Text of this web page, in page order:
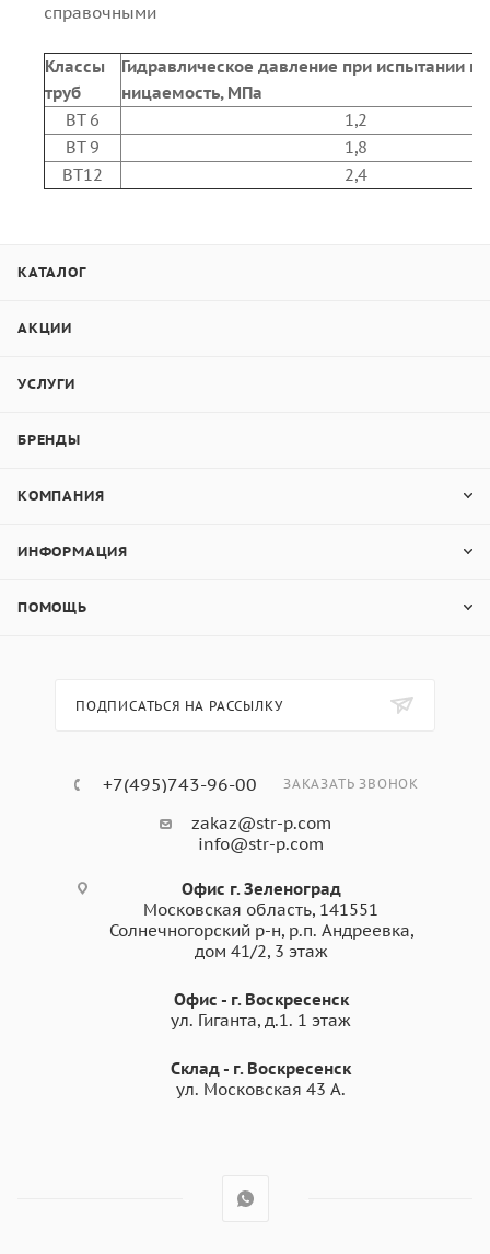
справочными
Классы
труб
Гидравлическое давление при испытании
ницаемость, МПа
ВТ 6
1,2
ВТ 9
1,8
ВТ12
2,4
КАТАЛОГ
АКЦИИ
УСЛУГИ
БРЕНДЫ
КОМПАНИЯ
ИНФОРМАЦИЯ
ПОМОЩЬ
ПОДПИСАТЬСЯ НА РАССЫЛКУ
+7(495)743-96-00 ЗАКАЗАТЬ ЗВОНОК
zakaz@str-p.com
info@str-p.com
Офис г. Зеленоград
Московская область, 141551
Солнечногорский р-н, р.п. Андреевка,
дом 41/2, 3 этаж
Офис - г. Воскресенск
ул. Гиганта, д.1. 1 этаж
Склад - г. Воскресенск
ул. Московская 43 А.